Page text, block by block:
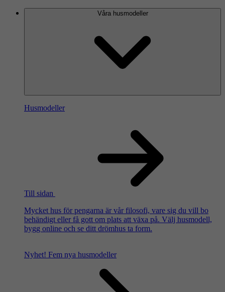
Våra husmodeller
Husmodeller
Till sidan
Mycket hus för pengarna är vår filosofi, vare sig du vill bo
behändigt eller få gott om plats att växa på. Välj husmodell,
bygg online och se ditt drömhus ta form.
Nyhet! Fem nya husmodeller